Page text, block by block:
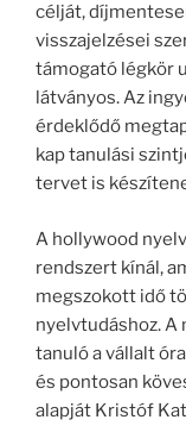
célját,
visszajelzései
támogató légkör
látványos. Az
érdeklődő
kap tanulási
tervet is
A hollywood
rendszert kínál,
megszokott idő
nyelvtudáshoz.
tanuló a vállalt
és pontosan
alapját Kristóf